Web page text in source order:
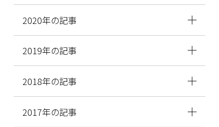
2020年の記事
2019年の記事
2018年の記事
2017年の記事